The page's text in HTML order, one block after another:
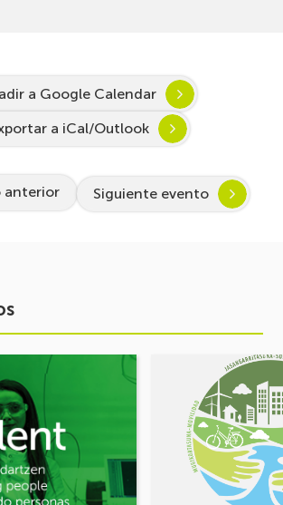
a Google Calendar
a iCal/Outlook
anterior Siguiente evento
MOVILIDAD
¡Comparte